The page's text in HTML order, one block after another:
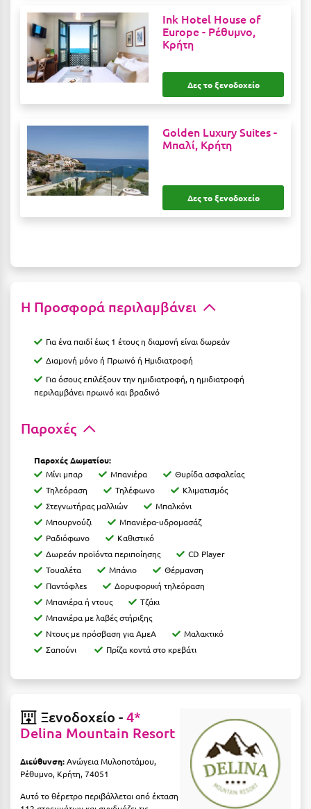
Νάουσα
Ναυπακτία
Ναύπλιο
Νέα Στύρα Εύβοιας
Νέοι Πόροι Πιερίας
Ορεινή Ναυπακτία
Πάλαιρος
Παξοί
Παραλία Κατερίνης
Παράλιο Άστρος
Παρνασσός
Πάρος
Πάτρα
Παύλιανη
Πειραιάς
Πελοπόννησος
Πήλιο
Πιερία
Πλαταμώνας
Πλύτρα Λακωνίας
Ink Hotel House of
Europe - Ρέθυμνο,
Κρήτη
Δες το ξενοδοχείο
Golden Luxury Suites -
Μπαλί, Κρήτη
Δες το ξενοδοχείο
Η Προσφορά περιλαμβάνει
Για ένα παιδί έως 1 έτους η διαμονή είναι δωρεάν
Διαμονή μόνο ή Πρωινό ή Ημιδιατροφή
Για όσους επιλέξουν την ημιδιατροφή, η ημιδιατροφή
περιλαμβάνει πρωινό και βραδινό
Παροχές
Παροχές Δωματίου:
Μίνι μπαρ
Μπανιέρα
Θυρίδα ασφαλείας
Τηλεόραση
Τηλέφωνο
Κλιματισμός
Στεγνωτήρας μαλλιών
Μπαλκόνι
Μπουρνούζι
Μπανιέρα-υδρομασάζ
Ραδιόφωνο
Καθιστικό
Δωρεάν προϊόντα περιποίησης
CD Player
Τουαλέτα
Μπάνιο
Θέρμανση
Παντόφλεs
Δορυφορική τηλεόραση
Μπανιέρα ή ντους
Τζάκι
Μπανιέρα με λαβές στήριξης
Ντους με πρόσβαση για ΑμεΑ
Μαλακτικό
Σαπούνι
Πρίζα κοντά στο κρεβάτι
Ξενοδοχείο -4*
Delina Mountain Resort
Διεύθυνση:Ανώγεια Μυλοποτάμου,
Ρέθυμνο, Κρήτη, 74051
Αυτό το θέρετρο περιβάλλεται από έκταση